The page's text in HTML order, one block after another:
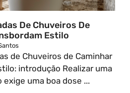
De Chuveiros De
Estilo
de Chuveiros de Caminhar
introdução Realizar uma
uma boa dose ...